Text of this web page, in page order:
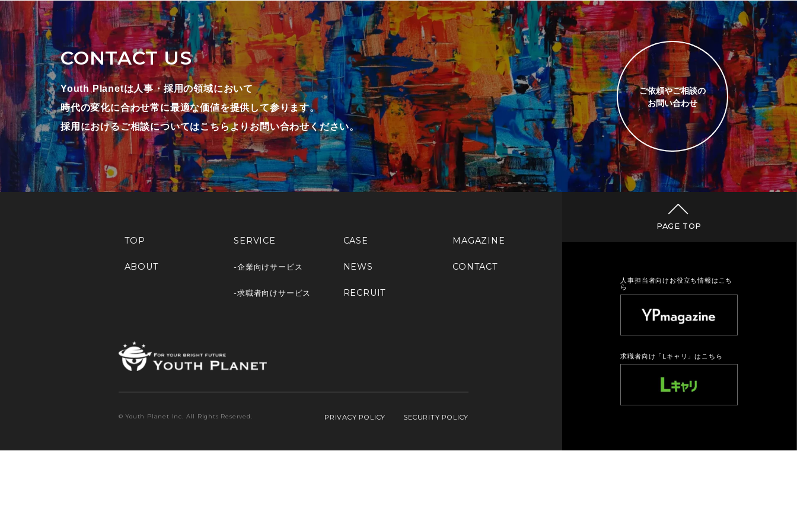
CONTACT US
Youth Planetは人事・採用の領域において
時代の変化に合わせ常に最適な価値を提供して参ります。
採用におけるご相談についてはこちらよりお問い合わせください。
ご依頼やご相談の
お問い合わせ
TOP
ABOUT
SERVICE
-企業向けサービス
-求職者向けサービス
CASE
NEWS
RECRUIT
MAGAZINE
CONTACT
© Youth Planet Inc. All Rights Reserved. PRIVACY POLICY SECURITY POLICY
PAGE TOP
人事担当者向けお役立ち情報はこち
ら
求職者向け「Lキャリ」はこちら